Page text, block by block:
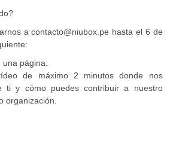
a contacto@niubox.pe hasta el 6 de
una página
de máximo 2 minutos donde nos
ti y cómo puedes contribuir a nuestro
organización.